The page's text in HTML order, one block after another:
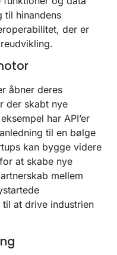
til hinandens
der er
åbner deres
der skabt nye
har API’er
til en bølge
kan bygge videre
at skabe nye
mellem
at drive industrien